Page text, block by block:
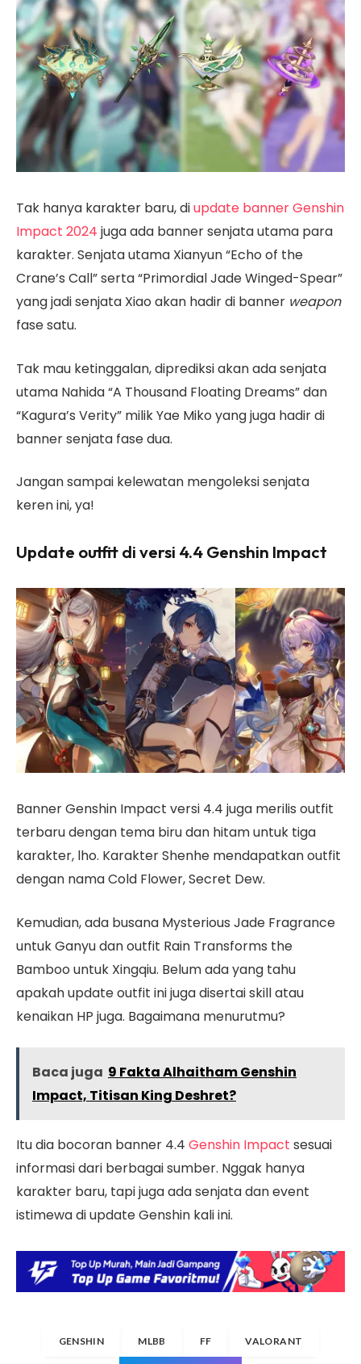
Tak hanya karakter baru, diupdate banner Genshin
Impact 2024 juga ada banner senjata utama para
karakter. Senjata utama Xianyun “Echo of the
Crane’s Call” serta “Primordial Jade Winged-Spear”
yang jadi senjata Xiao akan hadir di banner weapon
fase satu.
Tak mau ketinggalan, diprediksi akan ada senjata
utama Nahida “A Thousand Floating Dreams” dan
“Kagura’s Verity” milik Yae Miko yang juga hadir di
banner senjata fase dua.
Jangan sampai kelewatan mengoleksi senjata
keren ini, ya!
Update outfit di versi 4.4 Genshin Impact
Banner Genshin Impact versi 4.4 juga merilis outfit
terbaru dengan tema biru dan hitam untuk tiga
karakter, lho. Karakter Shenhe mendapatkan outfit
dengan nama Cold Flower, Secret Dew.
Kemudian, ada busana Mysterious Jade Fragrance
untuk Ganyu dan outfit Rain Transforms the
Bamboo untuk Xingqiu. Belum ada yang tahu
apakah update outfit ini juga disertai skill atau
kenaikan HP juga. Bagaimana menurutmu?
Baca juga 9 Fakta Alhaitham Genshin
Impact, Titisan King Deshret?
Itu dia bocoran banner 4.4 Genshin Impact sesuai
informasi dari berbagai sumber. Nggak hanya
karakter baru, tapi juga ada senjata dan event
istimewa di update Genshin kali ini.
GENSHIN MLBB FF VALORANT